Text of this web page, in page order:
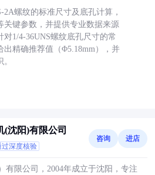
2A螺纹的标准尺寸及底孔计算，
关键参数，并提供专业数据来源
对1/4-36UNS螺纹底孔尺寸的常
出精确推荐值（Φ5.18mm），并
(沈阳)有限公司
过深度核验
咨询 进店
有限公司，2004年成立于沈阳，专注